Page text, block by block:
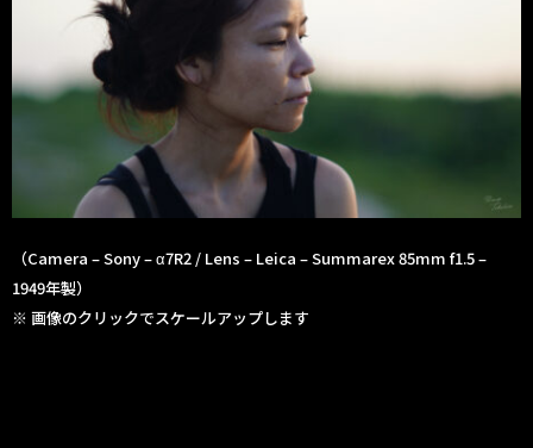
（Camera – Sony – α7R2 / Lens – Leica – Summarex 85mm f1.5 –
1949年製）
※ 画像のクリックでスケールアップします